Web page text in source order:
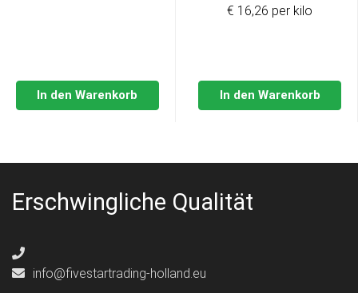
In den Warenkorb In den Warenkorb
€ 16,26 per kilo
Erschwingliche Qualität
info@fivestartrading-holland.eu